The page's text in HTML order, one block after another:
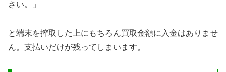
さい。」
と端末を搾取した上にもちろん買取金額に入金はありませ
ん。支払いだけが残ってしまいます。